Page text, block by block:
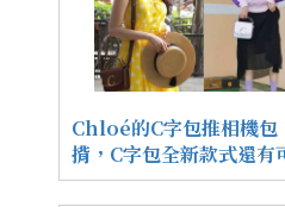
Chloé的C字包推相機包
揹，C字包全新款式還有